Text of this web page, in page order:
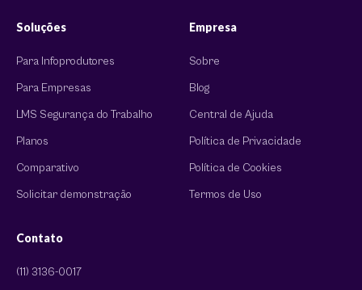
Soluções
Para Infoprodutores
Para Empresas
LMS Segurança do Trabalho
Planos
Comparativo
Solicitar demonstração
Empresa
Sobre
Blog
Central de Ajuda
Política de Privacidade
Política de Cookies
Termos de Uso
Contato
(11) 3136-0017